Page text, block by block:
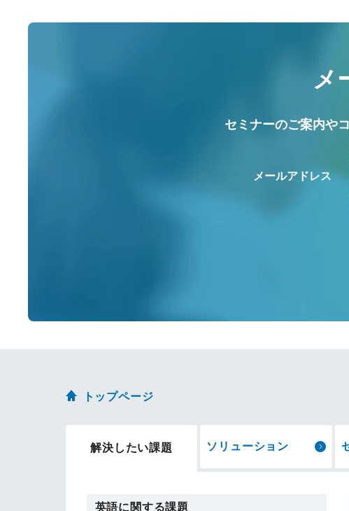
メ
セミナーのご案内や
メールアドレス
トップページ
解決したい課題
英語に関する課題
ソリューション